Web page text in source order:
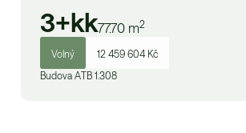
3+kk77.70 m2
Volný 12 459 604 Kč
Budova ATB 1.308